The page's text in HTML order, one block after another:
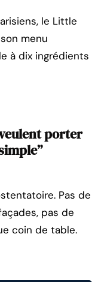
le Little
menu
à dix ingrédients
porter
Pas de
pas de
coin de table.